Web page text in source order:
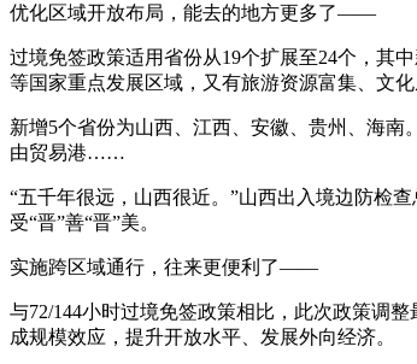
优化区域开放布局，能去的地方更多了——
过境免签政策适用省份从19个扩展至24个，其
等国家重点发展区域，又有旅游资源富集、文
新增5个省份为山西、江西、安徽、贵州、海
由贸易港……
“五千年很远，山西很近。”山西出入境边防检
受“晋”善“晋”美。
实施跨区域通行，往来更便利了——
与72/144小时过境免签政策相比，此次政策调
成规模效应，提升开放水平、发展外向经济。